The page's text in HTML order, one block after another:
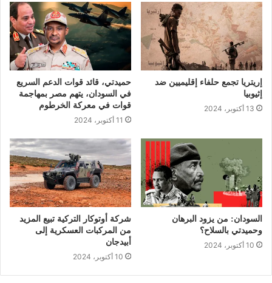
إريتريا تجمع حلفاء إقليميين ضد
إثيوبيا
13 أكتوبر، 2024
حميدتي، قائد قوات الدعم السريع
في السودان، يتهم مصر بمهاجمة
قوات في معركة الخرطوم
11 أكتوبر، 2024
السودان: من يزود البرهان
وحميدتي بالسلاح؟
10 أكتوبر، 2024
شركة أوتوكار التركية تبيع المزيد
من المركبات العسكرية إلى
أبيدجان
10 أكتوبر، 2024